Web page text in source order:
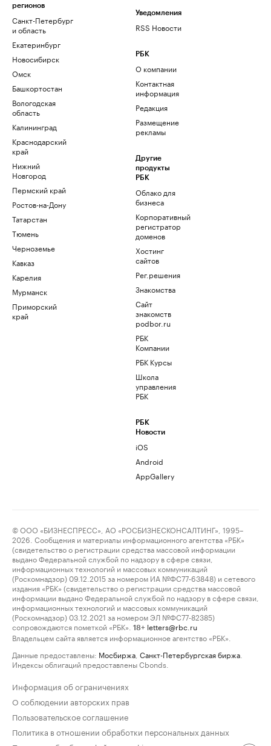
регионов
Санкт-Петербург
и область
Екатеринбург
Новосибирск
Омск
Башкортостан
Вологодская
область
Калининград
Краснодарский
край
Нижний
Новгород
Пермский край
Ростов-на-Дону
Татарстан
Тюмень
Черноземье
Кавказ
Карелия
Мурманск
Приморский
край
Уведомления
RSS Новости
РБК
О компании
Контактная
информация
Редакция
Размещение
рекламы
Другие
продукты
РБК
Облако для
бизнеса
Корпоративный
регистратор
доменов
Хостинг
сайтов
Рег.решения
Знакомства
Сайт
знакомств
podbor.ru
РБК
Компании
РБК Курсы
Школа
управления
РБК
РБК
Новости
iOS
Android
AppGallery
© ООО «БИЗНЕСПРЕСС», АО «РОСБИЗНЕСКОНСАЛТИНГ», 1995–
2026. Сообщения и материалы информационного агентства «РБК»
(свидетельство о регистрации средства массовой информации
выдано Федеральной службой по надзору в сфере связи,
информационных технологий и массовых коммуникаций
(Роскомнадзор) 09.12.2015 за номером ИА №ФС77-63848) и сетевого
издания «РБК» (свидетельство о регистрации средства массовой
информации выдано Федеральной службой по надзору в сфере связи,
информационных технологий и массовых коммуникаций
(Роскомнадзор) 03.12.2021 за номером ЭЛ №ФС77-82385)
сопровождаются пометкой «РБК».
18+ letters@rbc.ru
Владельцем сайта является информационное агентство «РБК».
Данные предоставлены: Мосбиржа Санкт-Петербургская биржа
Индексы облигаций предоставлены Cbonds.
Информация об ограничениях
О соблюдении авторских прав
Пользовательское соглашение
Политика в отношении обработки персональных данных